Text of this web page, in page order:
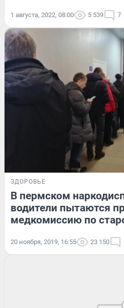
1 августа, 2022, 08:00 5 539 7
ЗДОРОВЬЕ
В пермском
водители пытаются
медкомиссию по
20 ноября, 2019, 16:55 23 150